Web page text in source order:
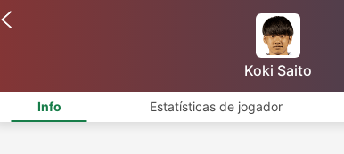
Koki Saito
Info Estatísticas de jogador